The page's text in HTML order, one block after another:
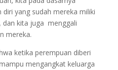
yang sudah mereka miliki
dan kita juga menggali
mereka.
ketika perempuan diberi
mengangkat keluarga